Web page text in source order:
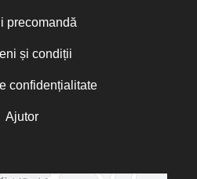
precomandă
și condiții
confidențialitate
Ajutor